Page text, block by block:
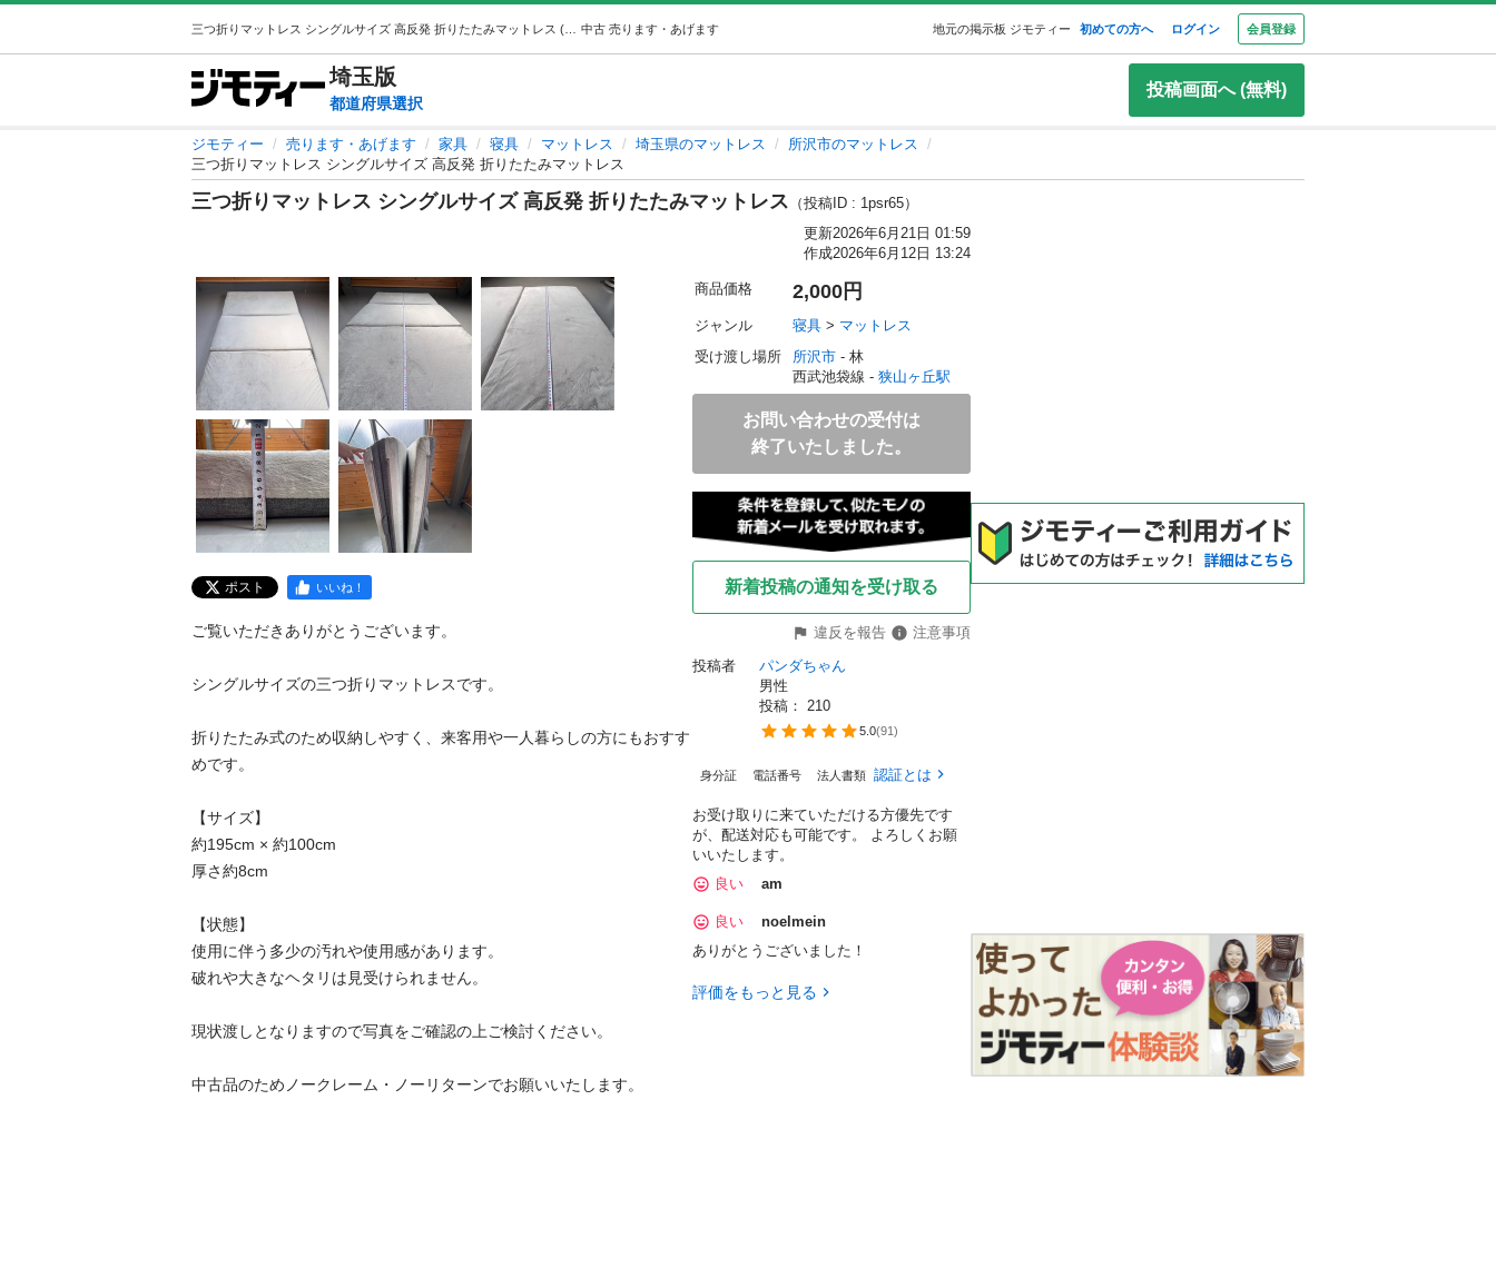
中古 売ります・あげます 地元の掲示板 ジモティー 初めての方へ ログイン 会員登録
埼玉版
都道府県選択
投稿画面へ (無料)
ジモティー 売ります・あげます 家具 寝具 マットレス 埼玉県のマットレス
所沢市のマットレス
三つ折りマットレス シングルサイズ 高反発 折りたたみマットレス
三つ折りマットレス シングルサイズ 高反発 折りたたみマットレス （投稿ID : 1psr65）
更新2026年6月21日 01:59
作成2026年6月12日 13:24
ポスト いいね！
ご覧いただきありがとうございます。
シングルサイズの三つ折りマットレスです。
折りたたみ式のため収納しやすく、来客用や一人暮らしの方にもおすす
めです。
【サイズ】
約195cm × 約100cm
厚さ約8cm
【状態】
使用に伴う多少の汚れや使用感があります。
破れや大きなヘタリは見受けられません。
現状渡しとなりますので写真をご確認の上ご検討ください。
中古品のためノークレーム・ノーリターンでお願いいたします。
商品価格 2,000円
ジャンル 寝具 > マットレス
受け渡し場所
所沢市 - 林
西武池袋線 - 狭山ヶ丘駅
お問い合わせの受付は
終了いたしました。
新着投稿の通知を受け取る
違反を報告
注意事項
投稿者
パンダちゃん
男性
投稿： 210
5.0(91 )
身分証 電話番号 法人書類 認証とは
お受け取りに来ていただける方優先です
が、配送対応も可能です。 よろしくお願
いいたします。
良い
am
良い
noelmein
ありがとうございました！
評価をもっと見る